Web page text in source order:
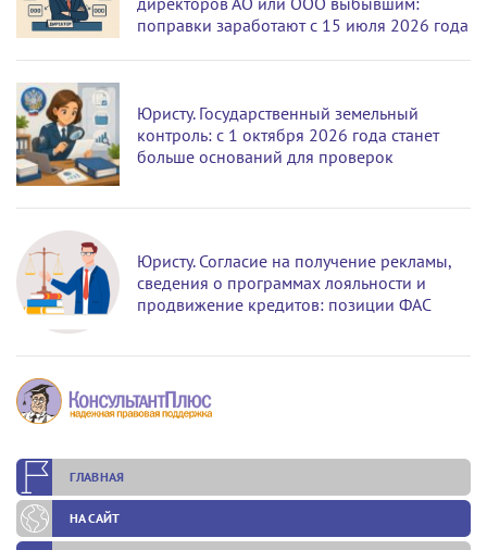
поправки заработают с 15 июля 2026 года
Юристу. Государственный земельный
контроль: с 1 октября 2026 года станет
больше оснований для проверок
Юристу. Согласие на получение рекламы,
сведения о программах лояльности и
продвижение кредитов: позиции ФАС
ГЛАВНАЯ
НА САЙТ